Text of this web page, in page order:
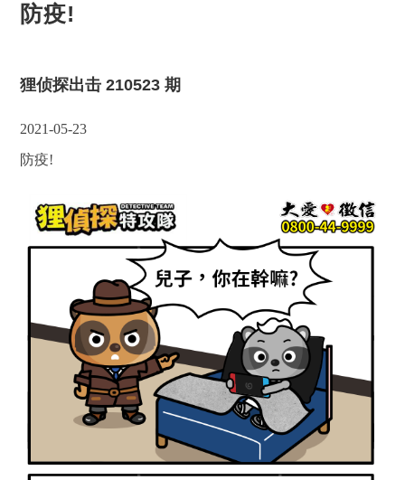
防疫!
狸侦探出击 210523 期
2021-05-23
防疫!